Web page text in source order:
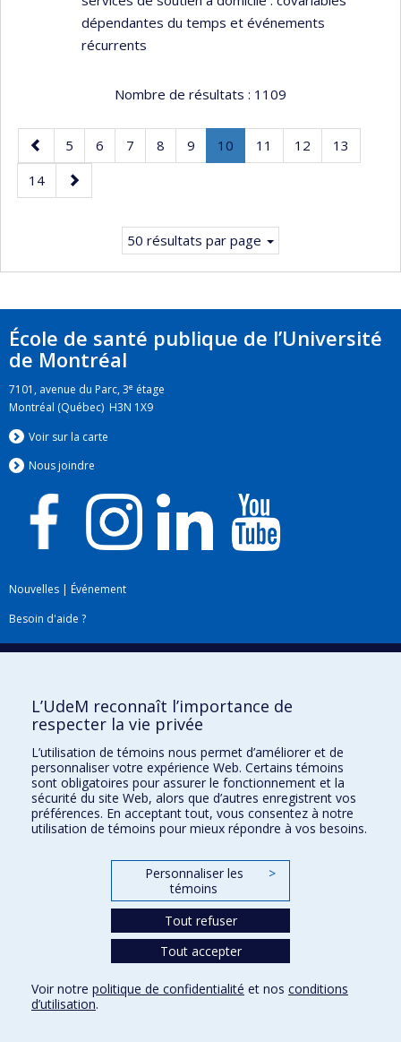
dépendantes du temps et événements
récurrents
Nombre de résultats : 1109
Page
précédente
Page
5 Page
6 Page
7 Page
8 Page
9 Page
10
Page
Page
11 Page
12 Page
13
Page
14
Page
suivante
50 résultats par page
École de santé publique de l’Université
de Montréal
7101, avenue du Parc, 3e étage
Montréal (Québec) H3N 1X9
Voir sur la carte
Nous joindre
Nouvelles | Événement
Besoin d'aide ?
Plan du site|Accessibilité
Téléchargez les logos de l'ESPUM
Paramètres des témoins
L’UdeM reconnaît l’importance de
respecter la vie privée
L’utilisation de témoins nous permet d’améliorer et de
personnaliser votre expérience Web. Certains témoins
sont obligatoires pour assurer le fonctionnement et la
sécurité du site Web, alors que d’autres enregistrent vos
préférences. En acceptant tout, vous consentez à notre
utilisation de témoins pour mieux répondre à vos besoins.
Personnaliser les
témoins
>
Tout refuser
Tout accepter
Voir notre politique de confidentialité et nos conditions
d’utilisation.